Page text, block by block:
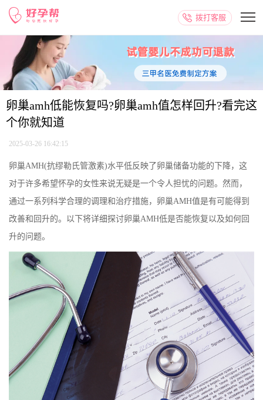
拨打客服
卵巢amh低能恢复吗?卵巢amh值怎样回升?看完这
个你就知道
2025-03-26 16:42:15
卵巢AMH(抗缪勒氏管激素)水平低反映了卵巢储备功能的下降，这
对于许多希望怀孕的女性来说无疑是一个令人担忧的问题。然而，
通过一系列科学合理的调理和治疗措施，卵巢AMH值是有可能得到
改善和回升的。以下将详细探讨卵巢AMH低是否能恢复以及如何回
升的问题。